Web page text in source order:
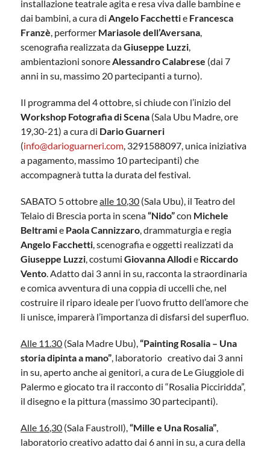
installazione teatrale agita e resa viva dalle bambine e
dai bambini, a cura diAngelo Facchettie Francesca
Franzè, performer Mariasole dell’Aversana,
scenografia realizzata daGiuseppe Luzzi,
ambientazioni sonoreAlessandro Calabrese (dai 7
anni in su, massimo 20 partecipanti a turno).
Il programma del 4 ottobre, si chiude con l’inizio del
Workshop Fotografia di Scena (Sala Ubu Madre, ore
19,30-21) a cura di Dario Guarneri
(info@darioguarneri.com, 3291588097, unica iniziativa
a pagamento, massimo 10 partecipanti) che
accompagnerà tutta la durata del festival.
SABATO 5 ottobrealle 10,30 (Sala Ubu), il Teatro del
Telaio di Brescia porta in scena“Nido”con Michele
Beltramie Paola Cannizzaro, drammaturgia e regia
Angelo Facchetti, scenografia e oggetti realizzati da
Giuseppe Luzzi, costumiGiovanna Allodie Riccardo
Vento. Adatto dai 3 anni in su, racconta la straordinaria
e comica avventura di una coppia di uccelli che, nel
costruire il riparo ideale per l’uovo frutto dell’amore che
li unisce, imparerà l’importanza di disfarsi del superfluo.
Alle 11.30 (Sala Madre Ubu),“Painting Rosalia – Una
storia dipinta a mano”, laboratorio creativo dai 3 anni
in su, aperto anche ai genitori, a cura de Le Giuggiole di
Palermo e giocato tra il racconto di “Rosalia Picciridda”,
il disegno e la pittura (massimo 30 partecipanti).
Alle 16,30 (Sala Faustroll),“Mille e Una Rosalia”,
laboratorio creativo adatto dai 6 anni in su, a cura della